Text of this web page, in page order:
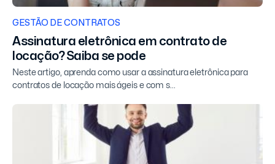
GESTÃO DE CONTRATOS
Assinatura eletrônica em contrato de
locação? Saiba se pode
Neste artigo, aprenda como usar a assinatura eletrônica para
contratos de locação mais ágeis e com s...